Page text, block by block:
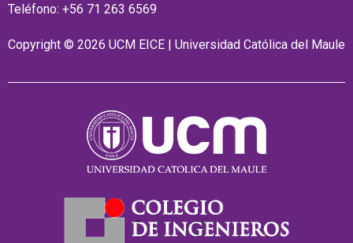
Teléfono: +56 71 263 6569
Copyright © 2026 UCM EICE | Universidad Católica del Maule